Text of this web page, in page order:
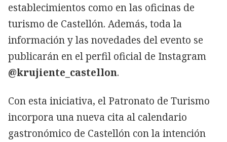
establecimientos como en las oficinas de
turismo de Castellón. Además, toda la
información y las novedades del evento se
publicarán en el perfil oficial de Instagram
@krujiente_castellon.
Con esta iniciativa, el Patronato de Turismo
incorpora una nueva cita al calendario
gastronómico de Castellón con la intención